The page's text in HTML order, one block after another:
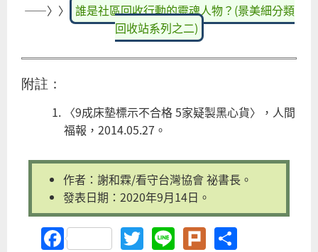
――〉〉
誰是社區回收行動的靈魂人物？(景美細分類
回收站系列之二)
附註：
〈9成床墊標示不合格 5家疑製黑心貨〉，人間
福報，2014.05.27。
作者：謝和霖/看守台灣協會 祕書長。
發表日期：2020年9月14日。
FacebookTwitter
LinePlurk